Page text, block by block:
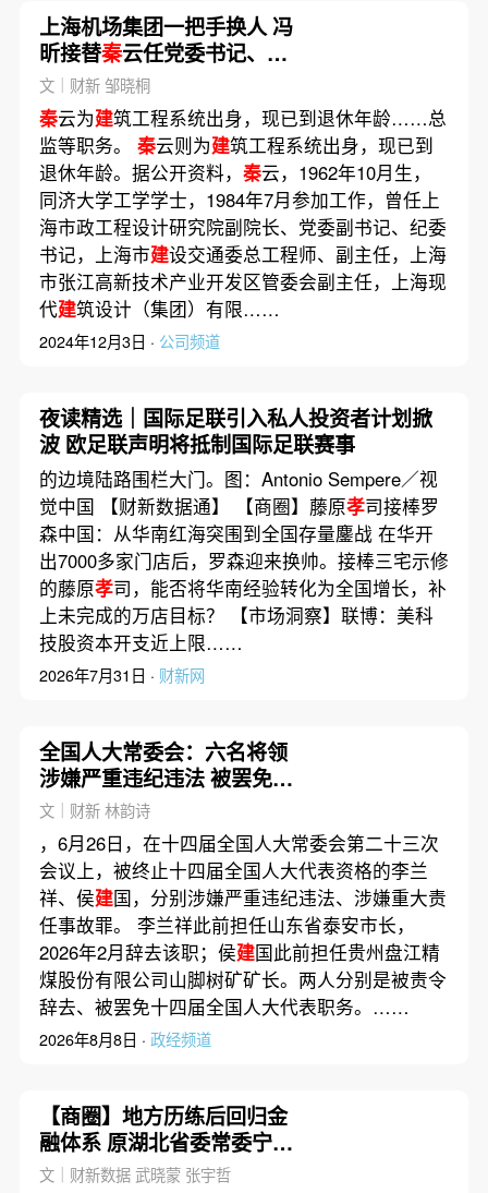
上海机场集团一把手换人 冯
昕接替秦云任党委书记、董
事长
文｜财新 邹晓桐
秦云为建筑工程系统出身，现已到退休年龄……总
监等职务。 秦云则为建筑工程系统出身，现已到
退休年龄。据公开资料， 秦云，1962年10月生，
同济大学工学学士，1984年7月参加工作，曾任上
海市政工程设计研究院副院长、党委副书记、纪委
书记，上海市建设交通委总工程师、副主任，上海
市张江高新技术产业开发区管委会副主任，上海现
代建筑设计（集团）有限……
2024年12月3日 · 公司频道
夜读精选｜国际足联引入私人投资者计划掀
波 欧足联声明将抵制国际足联赛事
的边境陆路围栏大门。图：Antonio Sempere／视
觉中国 【财新数据通】 【商圈】藤原孝司接棒罗
森中国：从华南红海突围到全国存量鏖战 在华开
出7000多家门店后，罗森迎来换帅。接棒三宅示修
的藤原孝司，能否将华南经验转化为全国增长，补
上未完成的万店目标？ 【市场洞察】联博：美科
技股资本开支近上限……
2026年7月31日 · 财新网
全国人大常委会：六名将领
涉嫌严重违纪违法 被罢免全
国人大代表
文｜财新 林韵诗
，6月26日，在十四届全国人大常委会第二十三次
会议上，被终止十四届全国人大代表资格的李兰
祥、侯建国，分别涉嫌严重违纪违法、涉嫌重大责
任事故罪。 李兰祥此前担任山东省泰安市长，
2026年2月辞去该职；侯建国此前担任贵州盘江精
煤股份有限公司山脚树矿矿长。两人分别是被责令
辞去、被罢免十四届全国人大代表职务。……
2026年8月8日 · 政经频道
【商圈】地方历练后回归金
融体系 原湖北省委常委宁咏
履新
文｜财新数据 武晓蒙 张宇哲